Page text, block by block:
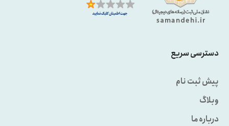
دسترسی سریع
پیش ثبت نام
وبلاگ
درباره ما